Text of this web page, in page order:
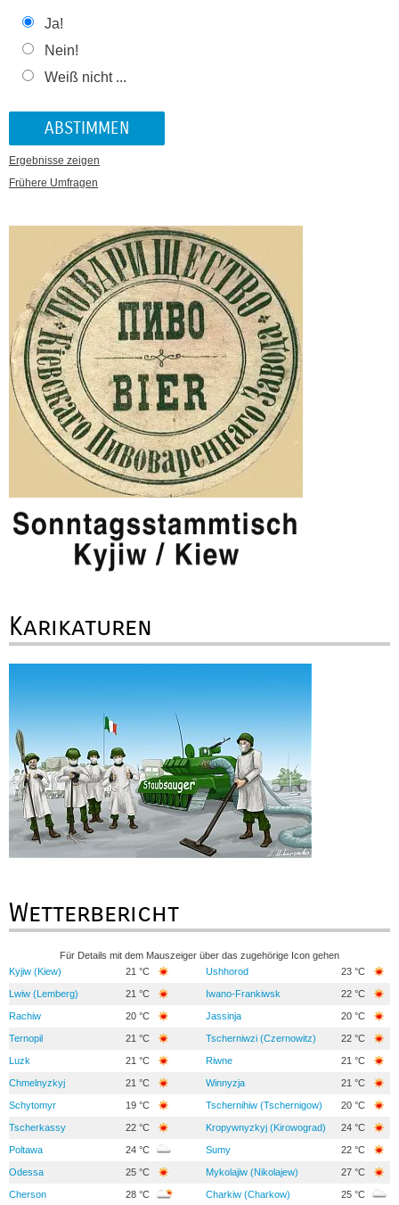
Ja!
Nein!
Weiß nicht ...
Ergebnisse zeigen
Frühere Umfragen
Karikaturen
Wetterbericht
Für Details mit dem Mauszeiger über das zugehörige Icon gehen
Kyjiw (Kiew)
21 °C Ushhorod 23 °C
Lwiw (Lemberg) 21 °C Iwano-Frankiwsk 22 °C
Rachiw 20 °C Jassinja 20 °C
Ternopil 21 °C Tscherniwzi (Czernowitz) 22 °C
Luzk 21 °C Riwne 21 °C
Chmelnyzkyj 21 °C Winnyzja 21 °C
Schytomyr 19 °C Tschernihiw (Tschernigow) 20 °C
Tscherkassy 22 °C Kropywnyzkyj (Kirowograd) 24 °C
Poltawa 24 °C Sumy 22 °C
Odessa 25 °C Mykolajiw (Nikolajew) 27 °C
Cherson 28 °C Charkiw (Charkow) 25 °C